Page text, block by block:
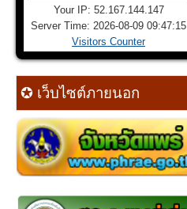
Your IP: 52.167.144.147
Server Time: 2026-08-09 09:47:15
Visitors Counter
✪ เว็บไซต์ภายนอก